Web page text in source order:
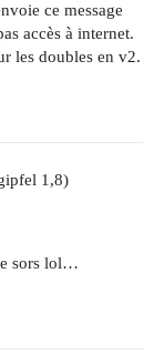
ce message
accès à internet.
les doubles en v2.
1,8)
sors lol…